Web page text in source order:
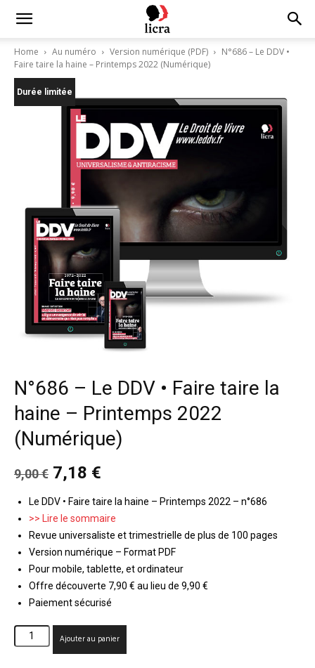
Licra
Home Au numéro Version numérique (PDF)
N°686 – Le DDV •
Faire taire la haine – Printemps 2022 (Numérique)
Durée limitée
N°686 – Le DDV • Faire taire la
haine – Printemps 2022
(Numérique)
9,00€ Le
prix
initial
était :
9,00 €.
7,18 €
actuel
est :
7,18 €.
Le DDV • Faire taire la haine – Printemps 2022 – n°686
>> Lire le sommaire
Revue universaliste et trimestrielle de plus de 100 pages
Version numérique – Format PDF
Pour mobile, tablette, et ordinateur
Offre découverte 7,90 € au lieu de 9,90 €
Paiement sécurisé
quantité
de
Ajouter au panier